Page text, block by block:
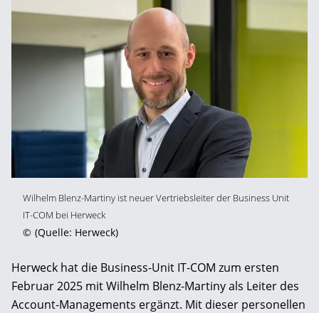
Wilhelm Blenz-Martiny ist neuer Vertriebsleiter der Business Unit
IT-COM bei Herweck
© (Quelle: Herweck)
Herweck hat die Business-Unit IT-COM zum ersten
Februar 2025 mit Wilhelm Blenz-Martiny als Leiter des
Account-Managements ergänzt. Mit dieser personellen